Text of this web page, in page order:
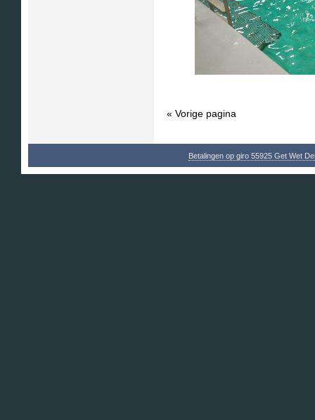
« Vorige pagina
Betalingen op giro 55925 Get Wet